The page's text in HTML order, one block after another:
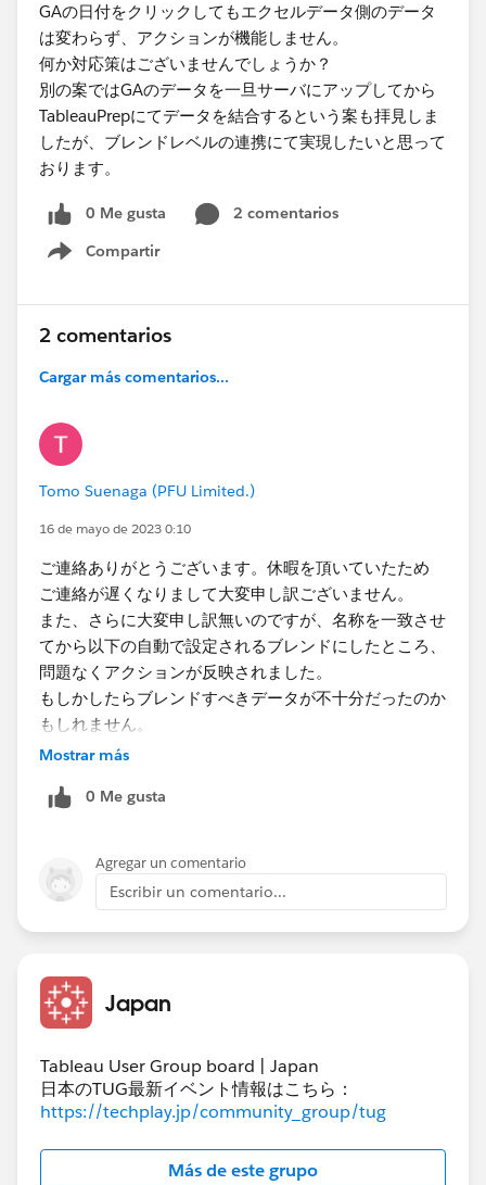
GAの日付をクリックしてもエクセルデータ側のデータ
は変わらず、アクションが機能しません。
何か対応策はございませんでしょうか？​
別の案ではGAのデータを一旦サーバにアップしてから
TableauPrepにてデータを結合するという案も拝見しま
したが、ブレンドレベルの連携にて実現したいと思って
おります。
0 Me gusta
2 comentarios
Compartir
Show menu
2 comentarios
Cargar más comentarios...
Tomo Suenaga (PFU Limited.)
16 de mayo de 2023 0:10
ご連絡ありがとうございます。休暇を頂いていたため
ご連絡が​遅くなりまして大変申し訳ございません。
また、さらに大変申し訳無いのですが、名称を一致させ
てから以下の自動で設定されるブレンドにしたところ、
問題なくアクションが反映されました。
もしかしたらブレンドすべきデータが不十分だったのか
もしれません。
前回設定時はカスタムで一行だけのブレンドとしました
複数の日付バリエーションがブレンドされています。
ブレンド設定​
Mostrar más
0 Me gusta
Agregar un comentario
Escribir un comentario...
Japan
Tableau User Group board | Japan
日本のTUG最新イベント情報はこちら：
https://techplay.jp/community_group/tug
Más de este grupo